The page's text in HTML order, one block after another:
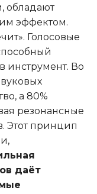
обладают
эффектом.
Голосовые
инструмент. Во
а 80%
резонансные
Этот принцип
даёт